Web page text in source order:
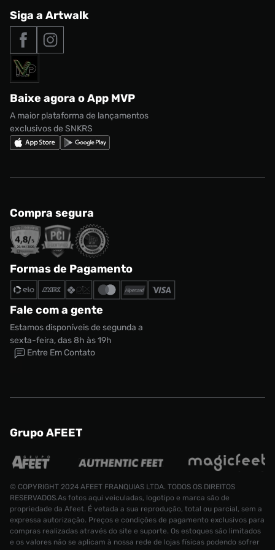
Outlet
Roupas
Acessórios
Marcas
adidas Samba
Nike Air Max
adidas Adi2000
adidas Campus
Nike Shox
Seja um franqueado
Nossas lojas
Termos de uso
Política de privacidade
Regulamento CRM/ CASHBACK
Regulamento Cupom
Central de Relacionamento
Tipos de entrega
Formas de Pagamento
Solicite seus dados
Siga a Artwalk
Baixe agora o App MVP
A maior plataforma de lançamentos
exclusivos de SNKRS
Compra segura
Formas de Pagamento
Fale com a gente
Estamos disponíveis de segunda a
sexta-feira, das 8h às 19h
Entre Em Contato
Grupo AFEET
© COPYRIGHT 2024 AFEET FRANQUIAS LTDA. TODOS OS DIREITOS
RESERVADOS.As fotos aqui veiculadas, logotipo e marca são de
propriedade da Afeet. É vetada a sua reprodução, total ou parcial, sem a
expressa autorização. Preços e condições de pagamento exclusivos para
compras realizadas através do site e suporte. Os estoques são limitados
e os valores não se aplicam à nossa rede de lojas físicas podendo sofrer